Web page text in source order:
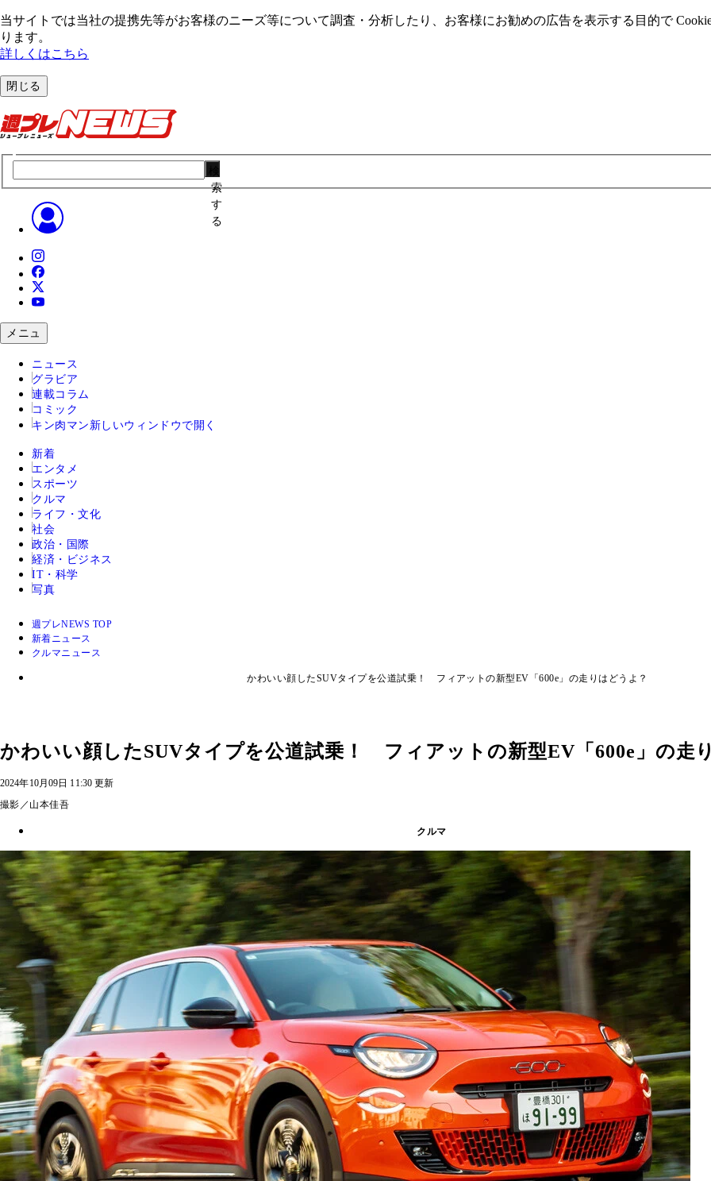
当サイトでは当社の提携先等がお客様のニーズ等について調査・分析したり、お客様にお勧めの広告を表⽰する⽬的で
ります。
詳しくはこちら
閉じる
索
す
る
メニュ
ニュース
グラビア
連載コラム
コミック
キン肉マン 新しいウィンドウで開く
新着
エンタメ
スポーツ
クルマ
ライフ・文化
社会
政治・国際
経済・ビジネス
IT・科学
写真
週プレNEWS TOP
新着ニュース
クルマニュース
かわいい顔したSUVタイプを公道試乗！ フィアットの新型EV「600e」の走りはどうよ？
かわいい顔したSUVタイプを公道試乗！ フィアットの新型EV「600e」の走
2024年10月09日 11:30 更新
撮影／山本佳吾
クルマ